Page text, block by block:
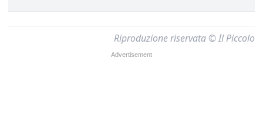
Riproduzione riservata © Il Piccolo